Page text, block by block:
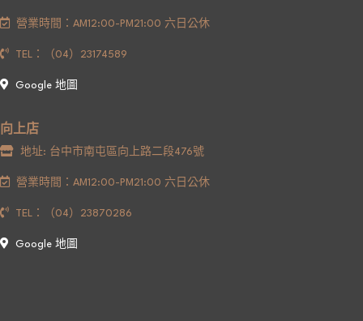
營業時間：AM12:00-PM21:00 六日公休
TEL：（04）23174589
Google 地圖
向上店
地址: 台中市南屯區向上路二段476號
營業時間：AM12:00-PM21:00 六日公休
TEL：（04）23870286
Google 地圖